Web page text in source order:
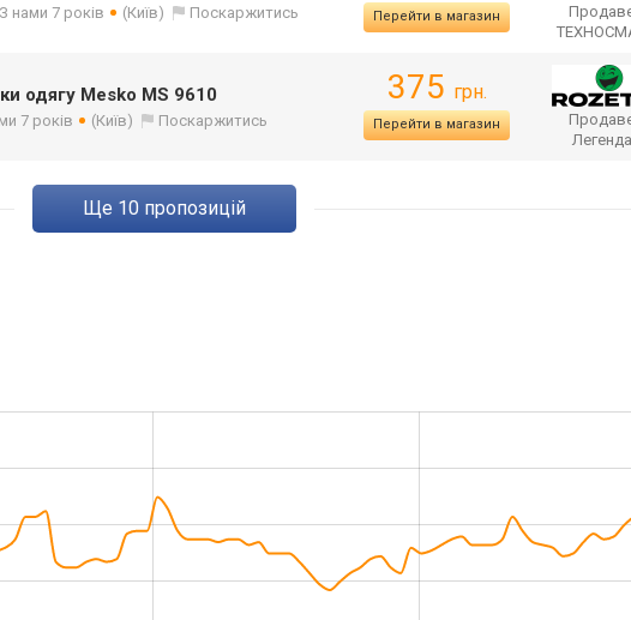
З нами 7 років (Київ) Поскаржитись Перейти в магазин
одягу Mesko MS 9610
7 років (Київ) Поскаржитись
375 грн.
Перейти в магазин
ще 10 пропозицій